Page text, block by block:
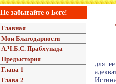
Не забывайте о Боге!
Главная
Мои Благодарности
А.Ч.Б.С. Прабхупада
Предыстория
Глава 1
Глава 2
для